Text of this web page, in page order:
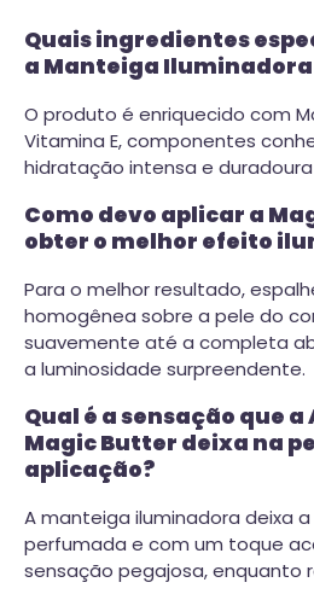
Quais ingredientes
a Manteiga
O produto é enriquecido com
Vitamina E, componentes
hidratação intensa e
Como devo aplicar a
obter o melhor efeito
Para o melhor resultado,
homogênea sobre a pele do
suavemente até a completa
a luminosidade surpreendente.
Qual é a sensação que
Magic Butter deixa na
aplicação?
A manteiga iluminadora deixa
perfumada e com um toque
sensação pegajosa, enquanto